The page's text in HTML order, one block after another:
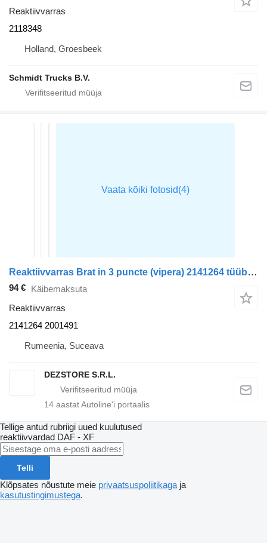
Reaktiivvarras
2118348
Holland, Groesbeek
Schmidt Trucks B.V.
Reaktiivvarras Brat in 3 puncte (vipera) 2141264 tüübi jaoks sadulveoki DAF XF
94 € Käibemaksuta
Reaktiivvarras
2141264 2001491
Rumeenia, Suceava
DEZSTORE S.R.L.
14 aastat Autoline'i portaalis
Tellige antud rubriigi uued kuulutused
reaktiivvardad DAF - XF
Telli
Klõpsates nõustute meie privaatsuspoliitikaga ja
kasutustingimustega.